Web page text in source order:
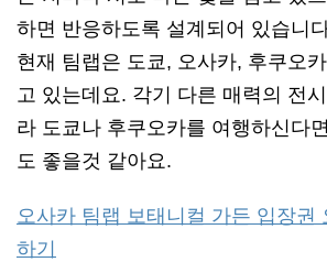
하면 반응하도록 설계되어 있습니
현재 팀랩은 도쿄, 오사카, 후쿠오
고 있는데요. 각기 다른 매력의 전
라 도쿄나 후쿠오카를 여행하신다
도 좋을것 같아요.
오사카 팀랩 보태니컬 가든 입장권
하기